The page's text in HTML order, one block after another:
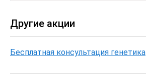
Другие акции
Бесплатная консультация генетика